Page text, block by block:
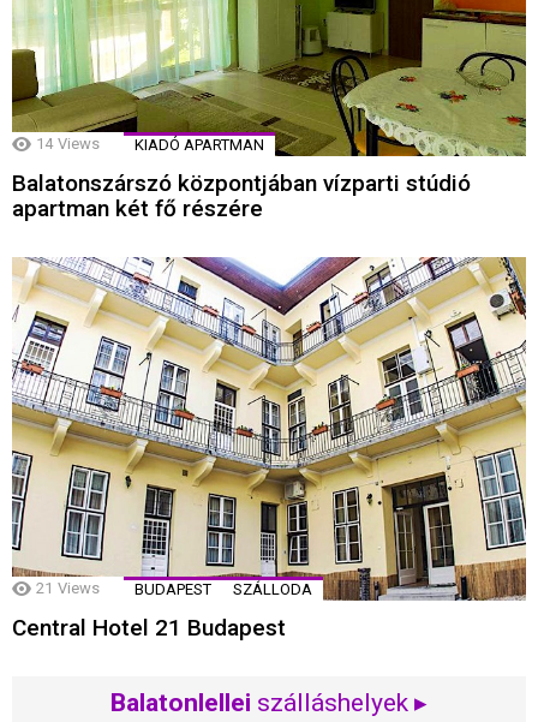
14 Views KIADÓ APARTMAN
Balatonszárszó központjában vízparti stúdió
apartman két fő részére
21 Views BUDAPEST SZÁLLODA
Central Hotel 21 Budapest
Balatonlellei szálláshelyek ▸